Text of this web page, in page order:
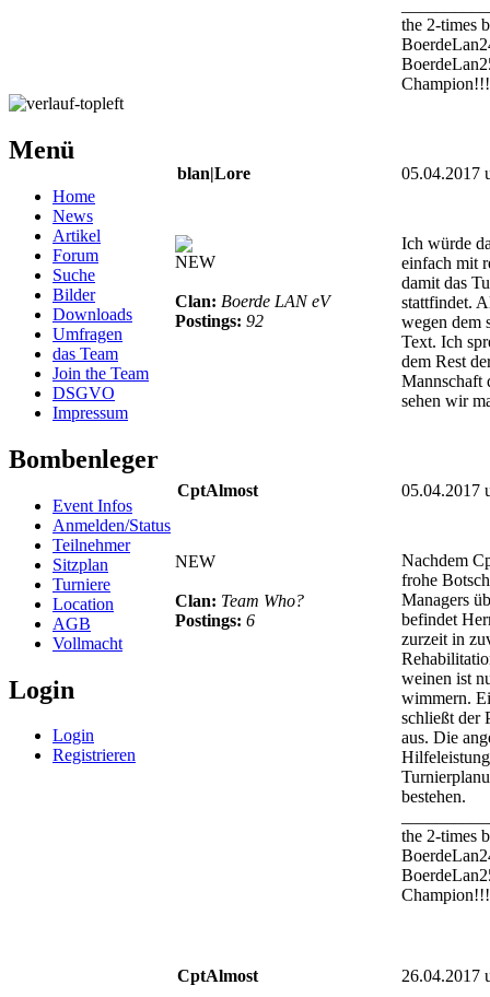
Menü
Home
News
Artikel
Forum
Suche
Bilder
Downloads
Umfragen
das Team
Join the Team
DSGVO
Impressum
Bombenleger
Event Infos
Anmelden/Status
Teilnehmer
Sitzplan
Turniere
Location
AGB
Vollmacht
Login
Login
Registrieren
the 2-times
Champion!!!
blan|Lore 05.04.2017
NEW
Clan: Boerde LAN eV
Postings: 92
Ich würde
einfach mit
damit das
stattfindet.
wegen dem
Text. Ich
dem Rest
Mannschaft
sehen wir
CptAlmost 05.04.2017
NEW
Clan: Team Who?
Postings: 6
Nachdem
frohe
Managers
befindet
zurzeit in
weinen ist
wimmern.
schließt der
aus. Die
bestehen.
the 2-times
Champion!!!
CptAlmost 26.04.2017